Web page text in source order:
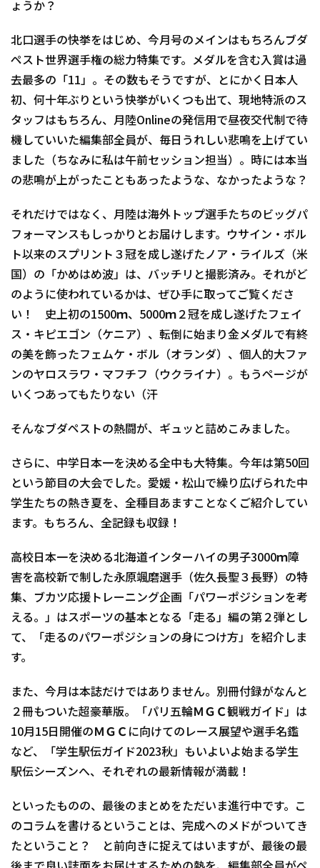
ょうか？
北口選手の快挙をはじめ、今月号のメインはもちろんブダ
ペスト世界選手権の総力特集です。メダルを含む入賞は過
去最多の「11」。その数もそうですが、とにかく日本人
初、何十年ぶりという快挙がいくつも出て、現地特派のス
タッフはもちろん、月陸Onlineの発信用で昼夜交代制で待
機していいた編集部全員が、毎日うれしい悲鳴を上げてい
ました（ちなみに私は午前セッション担当）。時には本当
の悲鳴が上がったこともあったような、なかったような？
それだけではなく、月陸は海外トップ選手たちのビッグパ
フォーマンスもしっかりとお届けします。ウサイン・ボル
ト以来のスプリント３冠を成し遂げたノア・ライルズ（米
国）の「かめはめ波」は、バッチリと撮影済み。それがど
のように使われているかは、ぜひ手に取ってご覧くださ
い！ 史上初の1500ｍ、5000ｍ２冠を成し遂げたフェイ
ス・キピエゴン（ケニア）、転倒に始まり金メダルで有終
の美を飾ったフェムケ・ボル（オランダ）、個人的大ファ
ンのヤロスラワ・マフチフ（ウクライナ）。もうページが
いくつあってもたりない（汗
そんなブダペストの熱闘が、ギュッと詰めこみました。
さらに、中学日本一を決める全中も大特集。今年は第50回
という節目の大会でした。愛媛・松山で繰り広げられた中
学生たちの熱き夏を、全種目あますことなくご紹介してい
ます。もちろん、全記録も収録！
高校日本一を決める北海道インターハイの男子3000ｍ障
害を高校新で制した永原颯磨選手（佐久長聖３長野）の特
集、ブカツ応援トレーニング企画「パワーポジションを考
える。」はスポーツの基本となる「走る」編の第２弾とし
て、「走るのパワーポジションの身につけ方」を紹介しま
す。
また、今月は本誌だけではありません。別冊付録がなんと
２冊もついた超豪華版。「パリ五輪ＭＧＣ観戦ガイド」は
10月15日開催のＭＧＣに向けてのレース展望や選手名鑑
など、「学生駅伝ガイド2023秋」もいよいよ始まる学生
駅伝シーズンへ、それぞれの最新情報が満載！
といったものの、最後のまとめをただいま進行中です。こ
のコラムを書けるということは、完成へのメドがついてき
たということ？ と前向きに捉えてはいますが、最後の最